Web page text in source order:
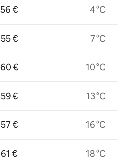
56 €
55 €
60 €
59 €
57 €
61 €
4 °C
7 °C
10 °C
13 °C
16 °C
18 °C